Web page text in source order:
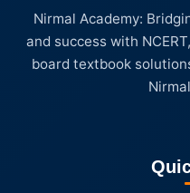
Nirmal Academy:
and success with
board textbook